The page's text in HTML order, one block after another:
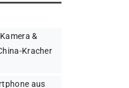
&
Kracher
aus